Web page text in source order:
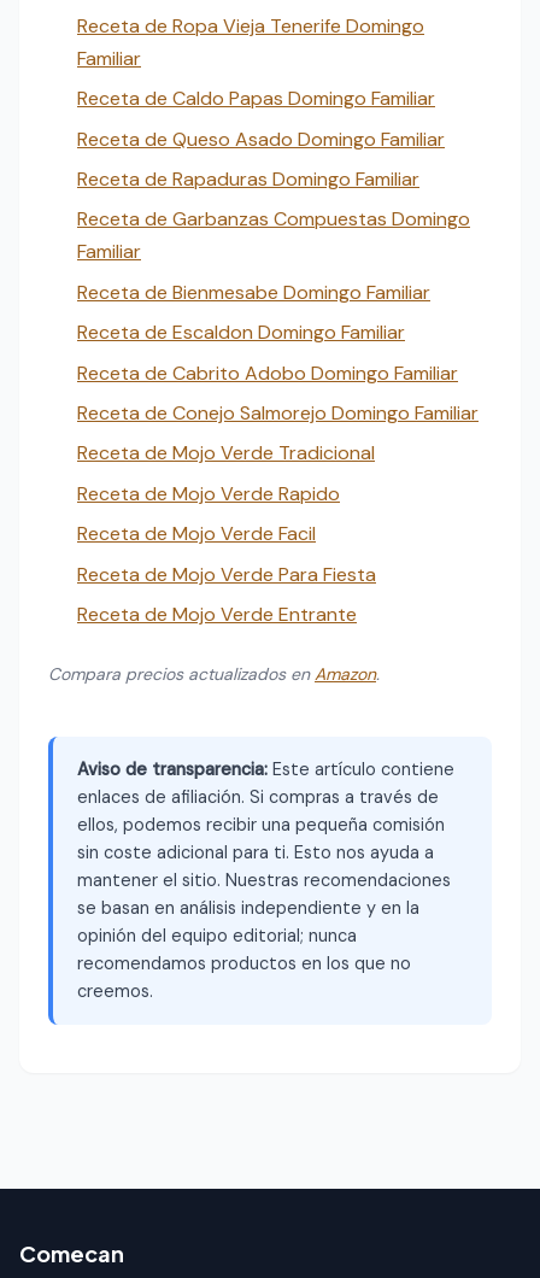
Receta de Ropa Vieja Tenerife Domingo
Familiar
Receta de Caldo Papas Domingo Familiar
Receta de Queso Asado Domingo Familiar
Receta de Rapaduras Domingo Familiar
Receta de Garbanzas Compuestas Domingo
Familiar
Receta de Bienmesabe Domingo Familiar
Receta de Escaldon Domingo Familiar
Receta de Cabrito Adobo Domingo Familiar
Receta de Conejo Salmorejo Domingo Familiar
Receta de Mojo Verde Tradicional
Receta de Mojo Verde Rapido
Receta de Mojo Verde Facil
Receta de Mojo Verde Para Fiesta
Receta de Mojo Verde Entrante
Compara precios actualizados enAmazon.
Aviso de transparencia: Este artículo contiene
enlaces de afiliación. Si compras a través de
ellos, podemos recibir una pequeña comisión
sin coste adicional para ti. Esto nos ayuda a
mantener el sitio. Nuestras recomendaciones
se basan en análisis independiente y en la
opinión del equipo editorial; nunca
recomendamos productos en los que no
creemos.
Comecan